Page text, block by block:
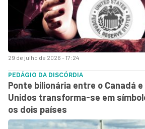
29 de julho de 2026 - 17:24
PEDÁGIO DA DISCÓRDIA
Ponte bilionária entre o Canadá
Unidos transforma-se em
os dois países